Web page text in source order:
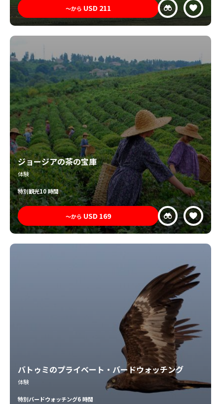
〜から USD211
ジョージアの茶の宝庫
体験
特別観光10 時間
〜から USD169
バトゥミのプライベート・バードウォッチング
体験
特別バードウォッチング6 時間